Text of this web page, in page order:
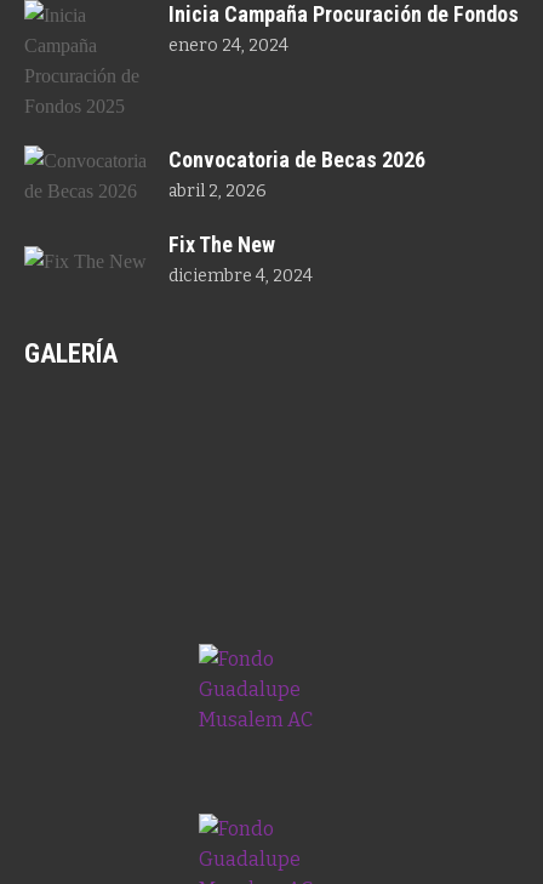
Inicia Campaña Procuración de Fondos
enero 24, 2024
Convocatoria de Becas 2026
abril 2, 2026
Fix The New
diciembre 4, 2024
GALERÍA